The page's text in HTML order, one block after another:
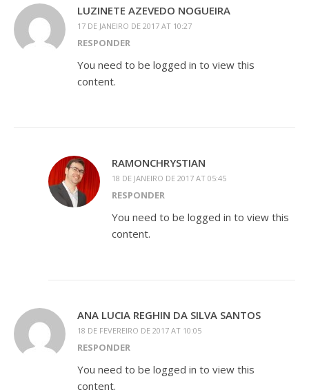
LUZINETE AZEVEDO NOGUEIRA
17 DE JANEIRO DE 2017 AT 10:27
RESPONDER
You need to be logged in to view this
content.
RAMONCHRYSTIAN
18 DE JANEIRO DE 2017 AT 05:45
RESPONDER
You need to be logged in to view this
content.
ANA LUCIA REGHIN DA SILVA SANTOS
18 DE FEVEREIRO DE 2017 AT 10:05
RESPONDER
You need to be logged in to view this
content.